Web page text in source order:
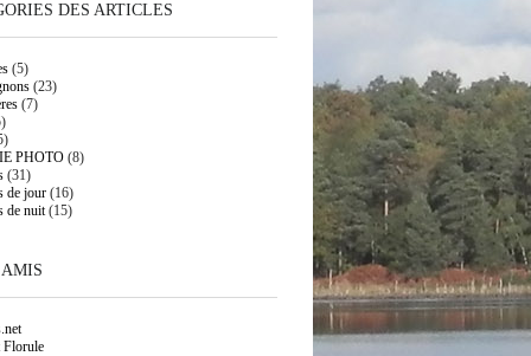
DES ARTICLES
(5)
(23)
(7)
PHOTO(8)
(31)
de jour(16)
de nuit(15)
Florule